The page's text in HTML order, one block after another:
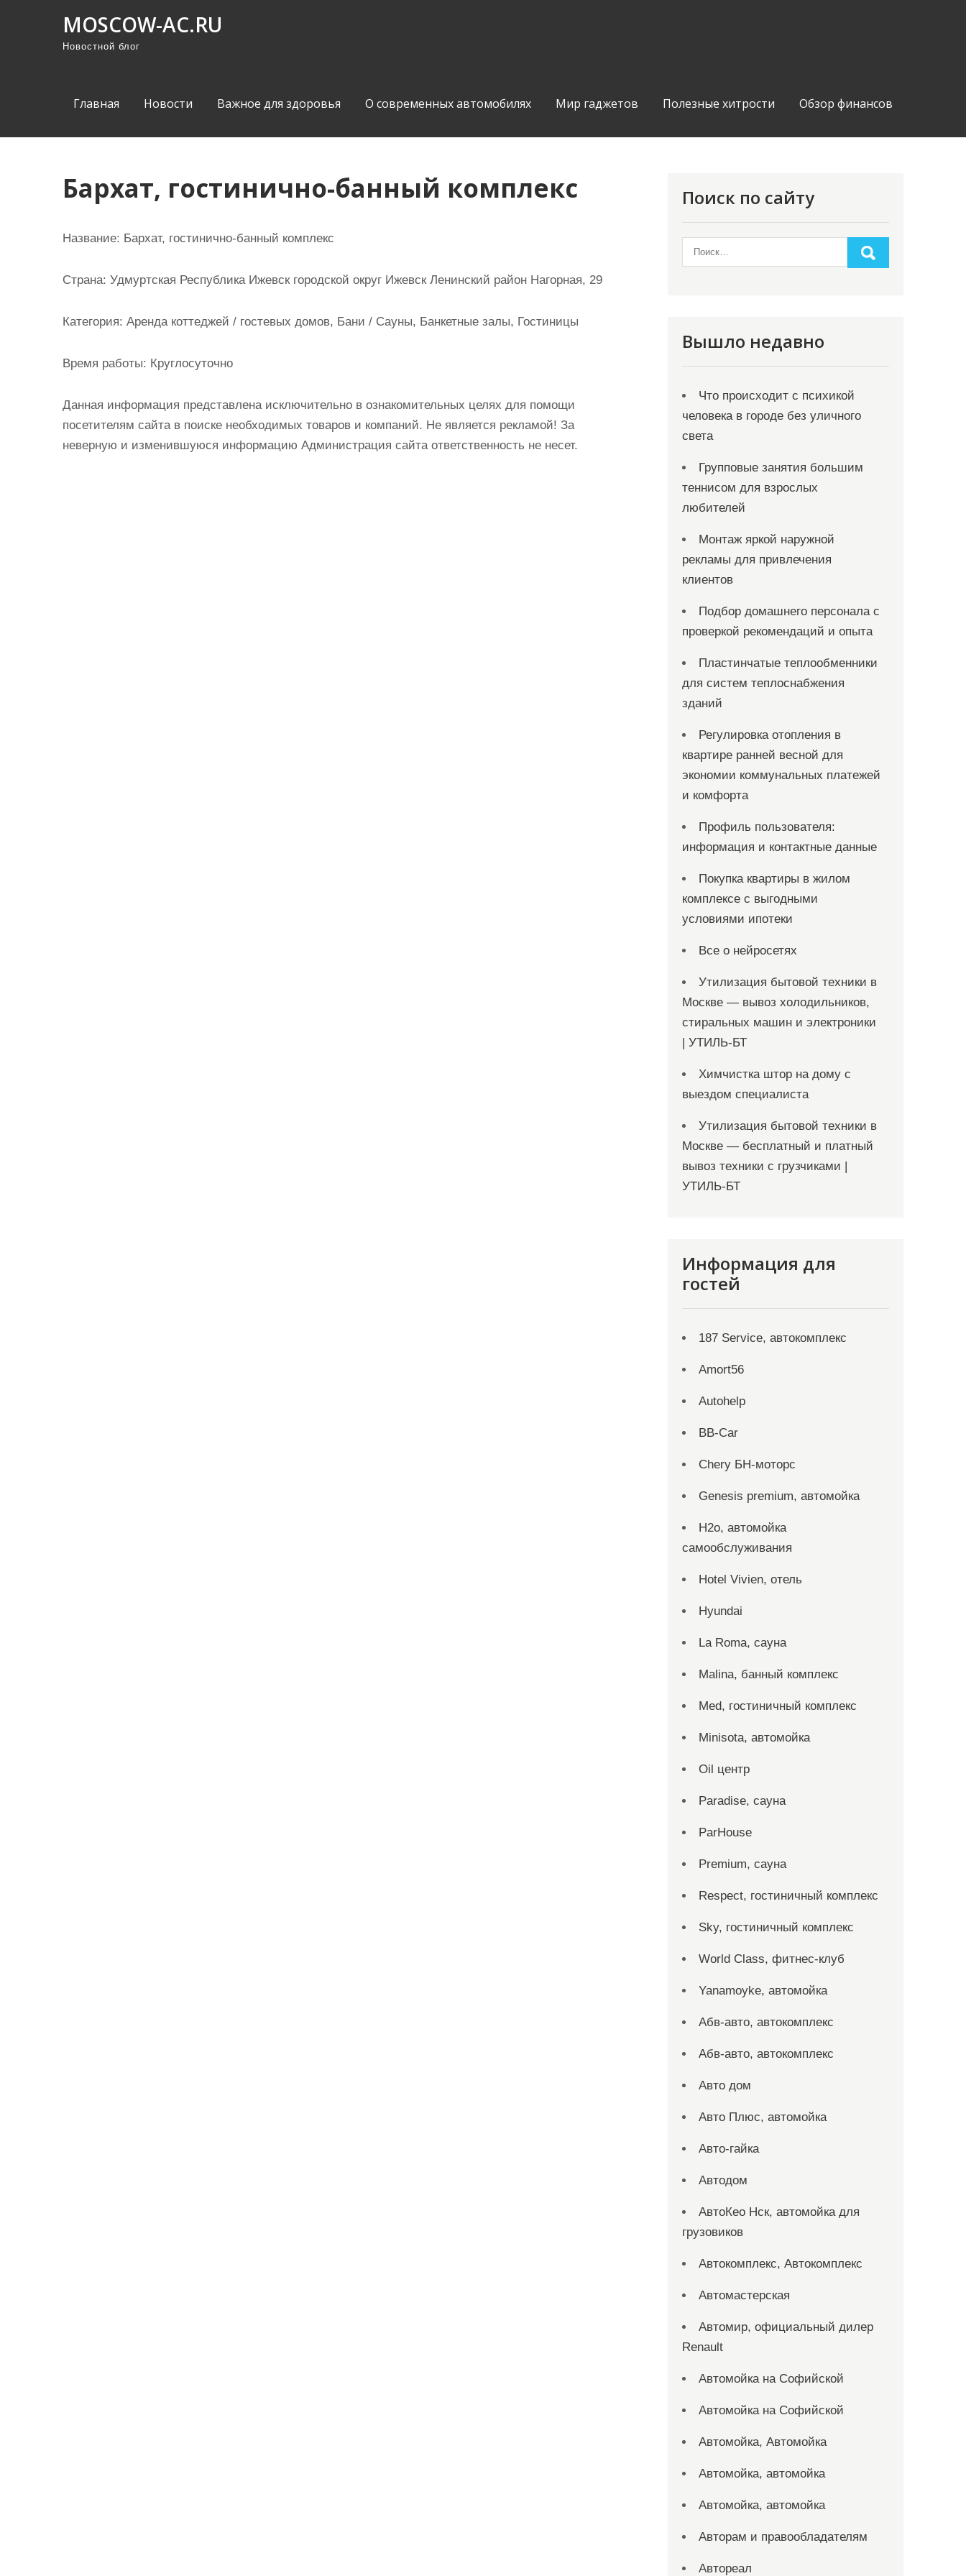
MOSCOW-AC.RU
Новостной блог
Главная Новости Важное для здоровья О современных автомобилях Мир гаджетов Полезные хитрости Обзор финансов
Бархат, гостинично-банный комплекс
Название: Бархат, гостинично-банный комплекс
Страна: Удмуртская Республика Ижевск городской округ Ижевск Ленинский район Нагорная, 29
Категория: Аренда коттеджей / гостевых домов, Бани / Сауны, Банкетные залы, Гостиницы
Время работы: Круглосуточно
Данная информация представлена исключительно в ознакомительных целях для помощи
посетителям сайта в поиске необходимых товаров и компаний. Не является рекламой! За
неверную и изменившуюся информацию Администрация сайта ответственность не несет.
Поиск по сайту
Вышло недавно
Что происходит с психикой
человека в городе без уличного
света
Групповые занятия большим
теннисом для взрослых
любителей
Монтаж яркой наружной
рекламы для привлечения
клиентов
Подбор домашнего персонала с
проверкой рекомендаций и опыта
Пластинчатые теплообменники
для систем теплоснабжения
зданий
Регулировка отопления в
квартире ранней весной для
экономии коммунальных платежей
и комфорта
Профиль пользователя:
информация и контактные данные
Покупка квартиры в жилом
комплексе с выгодными
условиями ипотеки
Все о нейросетях
Утилизация бытовой техники в
Москве — вывоз холодильников,
стиральных машин и электроники
| УТИЛЬ-БТ
Химчистка штор на дому с
выездом специалиста
Утилизация бытовой техники в
Москве — бесплатный и платный
вывоз техники с грузчиками |
УТИЛЬ-БТ
Информация для
гостей
187 Service, автокомплекс
Amort56
Autohelp
BB-Car
Chery БН-моторс
Genesis premium, автомойка
H2o, автомойка
самообслуживания
Hotel Vivien, отель
Hyundai
La Roma, сауна
Malina, банный комплекс
Med, гостиничный комплекс
Minisota, автомойка
Oil центр
Paradise, сауна
ParHouse
Premium, сауна
Respect, гостиничный комплекс
Sky, гостиничный комплекс
World Class, фитнес-клуб
Yanamoyke, автомойка
Абв-авто, автокомплекс
Абв-авто, автокомплекс
Авто дом
Авто Плюс, автомойка
Авто-гайка
Автодом
АвтоКео Нск, автомойка для
грузовиков
Автокомплекс, Автокомплекс
Автомастерская
Автомир, официальный дилер
Renault
Автомойка на Софийской
Автомойка на Софийской
Автомойка, Автомойка
Автомойка, автомойка
Автомойка, автомойка
Авторам и правообладателям
Автореал